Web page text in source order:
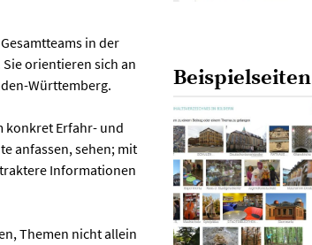
in der
orientieren sich an
Württemberg.
konkret Erfahr- und
anfassen, sehen; mit
Informationen
Themen nicht allein
Beispielseiten